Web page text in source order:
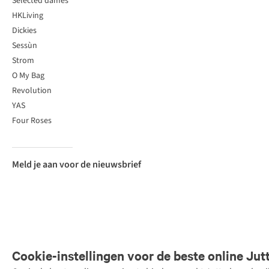
Cookie-instellingen voor de beste online
HKLiving
Dickies
Sessùn
Strom
O My Bag
Revolution
YAS
Four Roses
Meld je aan voor de nieuwsbrief